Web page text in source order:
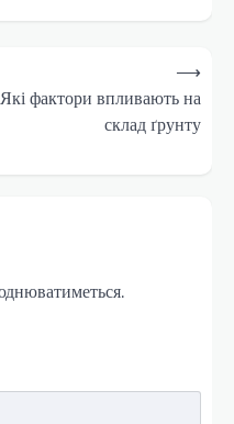
Які фактори впливають на
склад ґрунту
⟶